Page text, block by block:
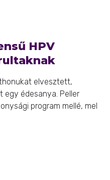
HPV
elvesztett,
egy édesanya. Peller
program mellé, mel